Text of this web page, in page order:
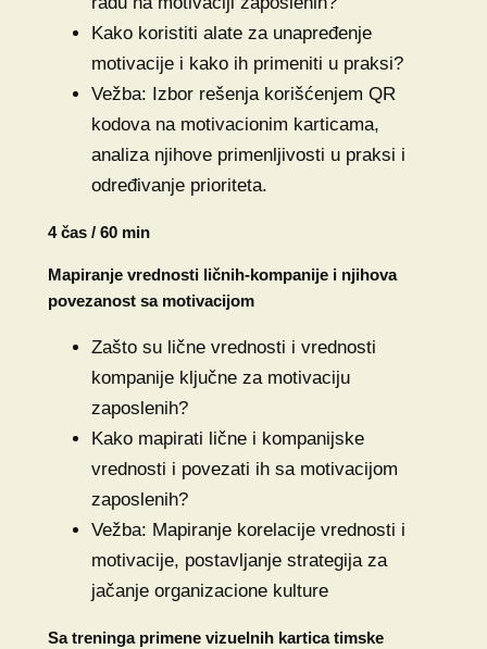
Kako koristiti alate za unapređenje
motivacije i kako ih primeniti u praksi?
Vežba: Izbor rešenja korišćenjem QR
kodova na motivacionim karticama,
analiza njihove primenljivosti u praksi i
određivanje prioriteta.
4 čas / 60 min
Mapiranje vrednosti ličnih-kompanije i njihova
povezanost sa motivacijom
Zašto su lične vrednosti i vrednosti
kompanije ključne za motivaciju
zaposlenih?
Kako mapirati lične i kompanijske
vrednosti i povezati ih sa motivacijom
zaposlenih?
Vežba: Mapiranje korelacije vrednosti i
motivacije, postavljanje strategija za
jačanje organizacione kulture
Sa treninga primene vizuelnih kartica timske